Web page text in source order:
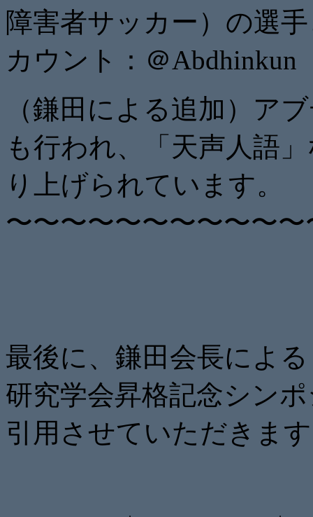
障害者サッカー）の選
カウント：＠Abdhinkun
（鎌田による追加）ア
も行われ、「天声人語
り上げられています。
〜〜〜〜〜〜〜〜〜〜
最後に、鎌田会長によ
研究学会昇格記念シン
引用させていただきま